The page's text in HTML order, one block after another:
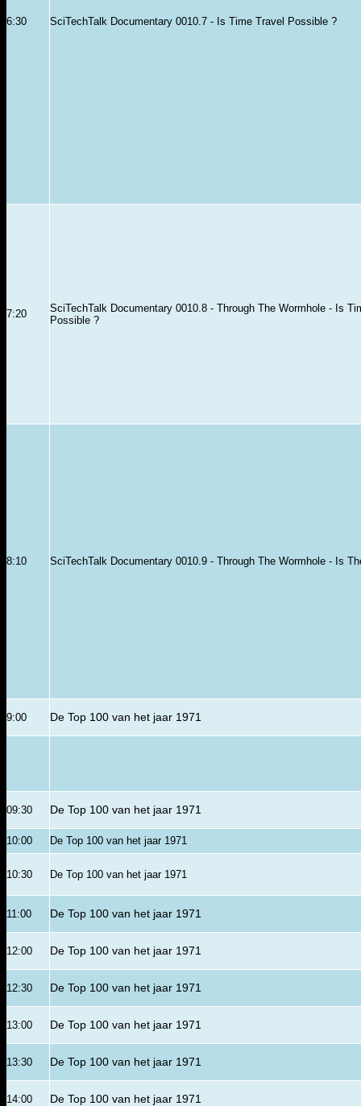
6:30 SciTechTalk Documentary 0010.7 - Is Time Travel Possible ?
7:20
SciTechTalk Documentary 0010.8 - Through The Wormhole - Is
Possible ?
8:10 SciTechTalk Documentary 0010.9 - Through The Wormhole - Is
9:00 De Top 100 van het jaar 1971
09:30 De Top 100 van het jaar 1971
10:00 De Top 100 van het jaar 1971
10:30 De Top 100 van het jaar 1971
11:00 De Top 100 van het jaar 1971
12:00 De Top 100 van het jaar 1971
12:30 De Top 100 van het jaar 1971
13:00 De Top 100 van het jaar 1971
13:30 De Top 100 van het jaar 1971
14:00 De Top 100 van het jaar 1971